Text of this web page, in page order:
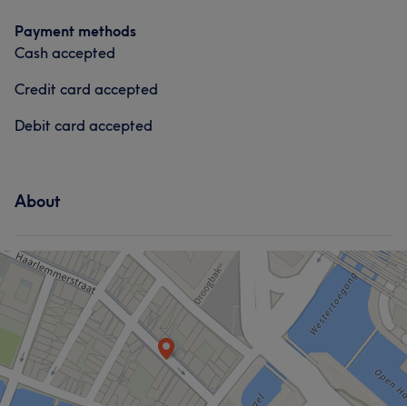
Portfolio
Payment methods
Cash accepted
Credit card accepted
Debit card accepted
About